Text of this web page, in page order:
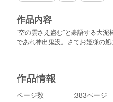
作品内容
“空の雲さえ盗む”と豪語する大
であれ神出鬼没。さてお姫様の
作品情報
ページ数
383ページ